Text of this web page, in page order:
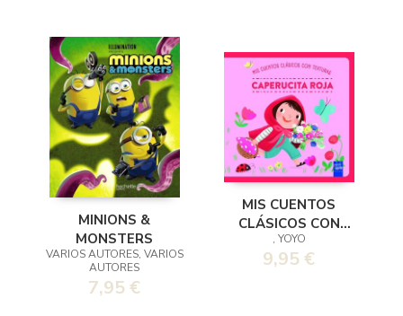
MINIONS &
MONSTERS
VARIOS AUTORES, VARIOS
AUTORES
7,95 €
MIS CUENTOS
CLÁSICOS CON
TEXTURAS.
CAPERUCITA ROJA
, YOYO
9,95 €